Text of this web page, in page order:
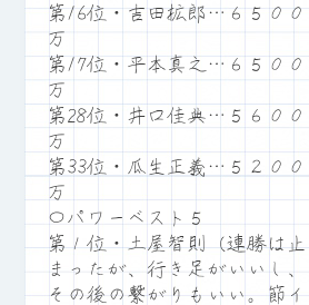
第16位・吉田拡郎…６５００
万
第17位・平本真之…６５００
万
第28位・井口佳典…５６００
万
第33位・瓜生正義…５２００
万
〇パワーベスト５
第１位・土屋智則（連勝は止
まったが、行き足がいいし、
その後の繋がりもいい。節イ